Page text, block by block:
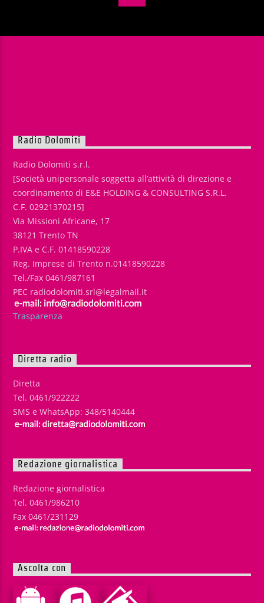
Radio Dolomiti
Radio Dolomiti s.r.l.
[Società unipersonale soggetta all’attività di direzione e
coordinamento di E&E HOLDING & CONSULTING S.R.L.
C.F. 02921370215]
Via Missioni Africane, 17
38121 Trento TN
P.IVA e C.F. 01418590228
Reg. Imprese di Trento n.01418590228
Tel./Fax 0461/987161
PEC radiodolomiti.srl@legalmail.it
Trasparenza
Diretta radio
Diretta
Tel. 0461/922222
SMS e WhatsApp: 348/5140444
Redazione giornalistica
Redazione giornalistica
Tel. 0461/986210
Fax 0461/231129
Ascolta con